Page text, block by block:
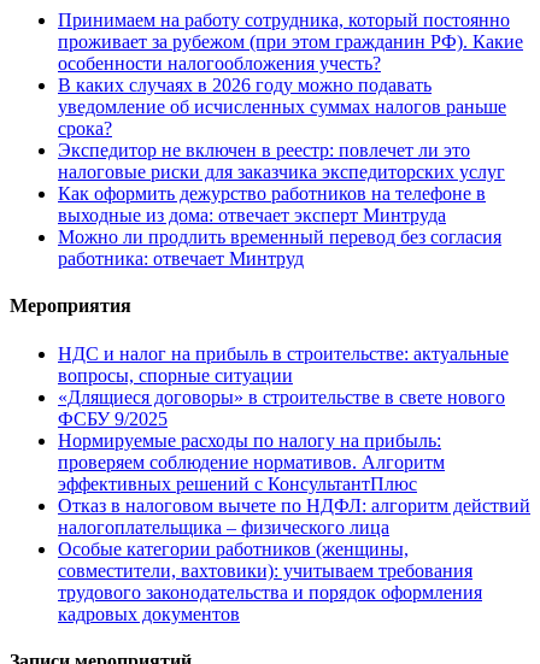
Принимаем на работу сотрудника, который постоянно
проживает за рубежом (при этом гражданин РФ). Какие
особенности налогообложения учесть?
В каких случаях в 2026 году можно подавать
уведомление об исчисленных суммах налогов раньше
срока?
Экспедитор не включен в реестр: повлечет ли это
налоговые риски для заказчика экспедиторских услуг
Как оформить дежурство работников на телефоне в
выходные из дома: отвечает эксперт Минтруда
Можно ли продлить временный перевод без согласия
работника: отвечает Минтруд
Мероприятия
НДС и налог на прибыль в строительстве: актуальные
вопросы, спорные ситуации
«Длящиеся договоры» в строительстве в свете нового
ФСБУ 9/2025
Нормируемые расходы по налогу на прибыль:
проверяем соблюдение нормативов. Алгоритм
эффективных решений с КонсультантПлюс
Отказ в налоговом вычете по НДФЛ: алгоритм действий
налогоплательщика – физического лица
Особые категории работников (женщины,
совместители, вахтовики): учитываем требования
трудового законодательства и порядок оформления
кадровых документов